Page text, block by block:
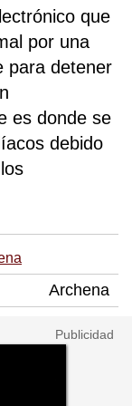
que
por una
para detener
es donde se
debido
Archena